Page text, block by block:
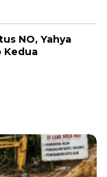
NO, Yahya
Kedua